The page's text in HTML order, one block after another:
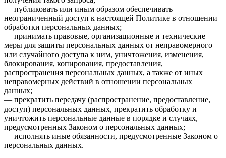
— публиковать или иным образом обеспечивать
неограниченный доступ к настоящей Политике в отношении
обработки персональных данных;
— принимать правовые, организационные и технические
меры для защиты персональных данных от неправомерного
или случайного доступа к ним, уничтожения, изменения,
блокирования, копирования, предоставления,
распространения персональных данных, а также от иных
неправомерных действий в отношении персональных
данных;
— прекратить передачу (распространение, предоставление,
доступ) персональных данных, прекратить обработку и
уничтожить персональные данные в порядке и случаях,
предусмотренных Законом о персональных данных;
— исполнять иные обязанности, предусмотренные Законом о
персональных данных.